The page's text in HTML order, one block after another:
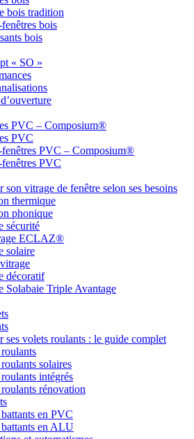
bois tradition
bois
bois
« SO »
PVC – Composium®
PVC
fenêtres PVC – Composium®
fenêtres PVC
son vitrage de fenêtre selon ses besoins
thermique
phonique
sécurité
ECLAZ®
solaire
décoratif
Solabaie Triple Avantage
ses volets roulants : le guide complet
solaires
intégrés
rénovation
en PVC
en ALU